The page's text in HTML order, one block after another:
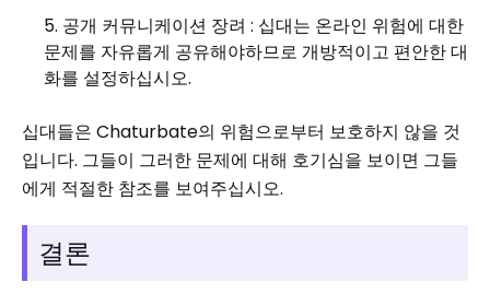
공개 커뮤니케이션 장려 : 십대는 온라인 위험에 대한
문제를 자유롭게 공유해야하므로 개방적이고 편안한 대
화를 설정하십시오.
십대들은 Chaturbate의 위험으로부터 보호하지 않을 것
입니다. 그들이 그러한 문제에 대해 호기심을 보이면 그들
에게 적절한 참조를 보여주십시오.
결론